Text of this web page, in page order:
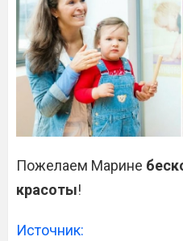
Пожелаем Марине
красоты!
Источник: